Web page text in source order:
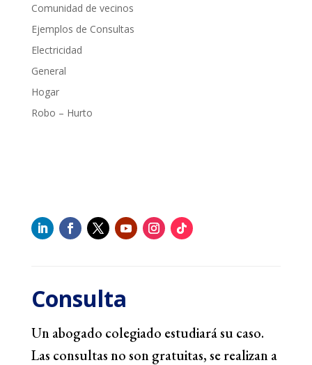
Comunidad de vecinos
Ejemplos de Consultas
Electricidad
General
Hogar
Robo – Hurto
Consulta
Un abogado colegiado estudiará su caso.
Las consultas no son gratuitas, se realizan a